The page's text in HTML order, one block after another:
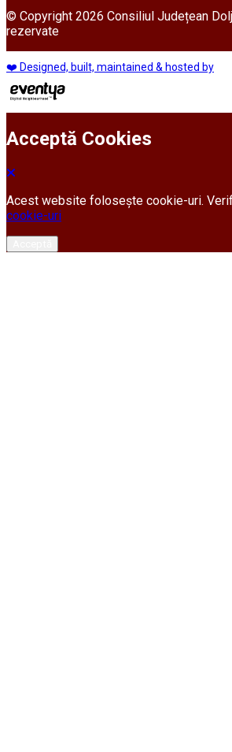
© Copyright 2026 Consiliul Județean
rezervate
❤️ Designed, built, maintained & hosted by
Acceptă Cookies
Acest website folosește cookie-uri.
cookie-uri